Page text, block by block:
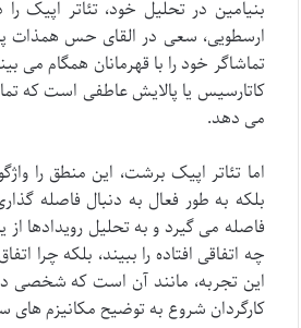
بنیامین در تحلیل خود، تئاتر اپیک
ارسطویی، سعی در القای حس همذات
تماشاگر خود را با قهرمانان همگام
کاتارسیس یا پالایش عاطفی است که
می دهد.
اما تئاتر اپیک برشت، این منطق را
بلکه به طور فعال به دنبال فاصله
فاصله می گیرد و به تحلیل رویدادها
چه اتفاقی افتاده را ببیند، بلکه چرا
این تجربه، مانند آن است که شخصی
کارگردان شروع به توضیح مکانیزم